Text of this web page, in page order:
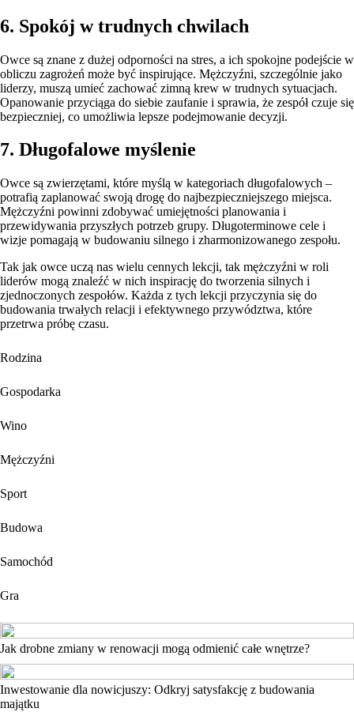
6. Spokój w trudnych chwilach
Owce są znane z dużej odporności na stres, a ich spokojne podejście w
obliczu zagrożeń może być inspirujące. Mężczyźni, szczególnie jako
liderzy, muszą umieć zachować zimną krew w trudnych sytuacjach.
Opanowanie przyciąga do siebie zaufanie i sprawia, że zespół czuje się
bezpieczniej, co umożliwia lepsze podejmowanie decyzji.
7. Długofalowe myślenie
Owce są zwierzętami, które myślą w kategoriach długofalowych –
potrafią zaplanować swoją drogę do najbezpieczniejszego miejsca.
Mężczyźni powinni zdobywać umiejętności planowania i
przewidywania przyszłych potrzeb grupy. Długoterminowe cele i
wizje pomagają w budowaniu silnego i zharmonizowanego zespołu.
Tak jak owce uczą nas wielu cennych lekcji, tak mężczyźni w roli
liderów mogą znaleźć w nich inspirację do tworzenia silnych i
zjednoczonych zespołów. Każda z tych lekcji przyczynia się do
budowania trwałych relacji i efektywnego przywództwa, które
przetrwa próbę czasu.
Rodzina
Gospodarka
Wino
Mężczyźni
Sport
Budowa
Samochód
Gra
Jak drobne zmiany w renowacji mogą odmienić całe wnętrze?
Inwestowanie dla nowicjuszy: Odkryj satysfakcję z budowania
majątku